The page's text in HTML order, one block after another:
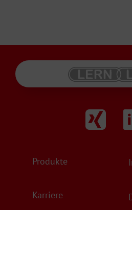
Produkte
Karriere